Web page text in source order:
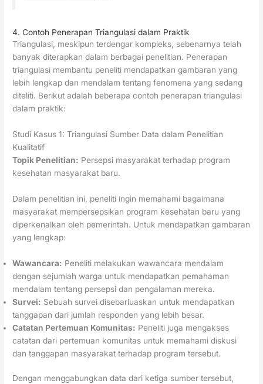
4. Contoh Penerapan Triangulasi dalam Praktik
Triangulasi, meskipun terdengar kompleks, sebenarnya telah
banyak diterapkan dalam berbagai penelitian. Penerapan
triangulasi membantu peneliti mendapatkan gambaran yang
lebih lengkap dan mendalam tentang fenomena yang sedang
diteliti. Berikut adalah beberapa contoh penerapan triangulasi
dalam praktik:
Studi Kasus 1: Triangulasi Sumber Data dalam Penelitian
Kualitatif
Topik Penelitian: Persepsi masyarakat terhadap program
kesehatan masyarakat baru.
Dalam penelitian ini, peneliti ingin memahami bagaimana
masyarakat mempersepsikan program kesehatan baru yang
diperkenalkan oleh pemerintah. Untuk mendapatkan gambaran
yang lengkap:
Wawancara: Peneliti melakukan wawancara mendalam
dengan sejumlah warga untuk mendapatkan pemahaman
mendalam tentang persepsi dan pengalaman mereka.
Survei: Sebuah survei disebarluaskan untuk mendapatkan
tanggapan dari jumlah responden yang lebih besar.
Catatan Pertemuan Komunitas: Peneliti juga mengakses
catatan dari pertemuan komunitas untuk memahami diskusi
dan tanggapan masyarakat terhadap program tersebut.
Dengan menggabungkan data dari ketiga sumber tersebut,